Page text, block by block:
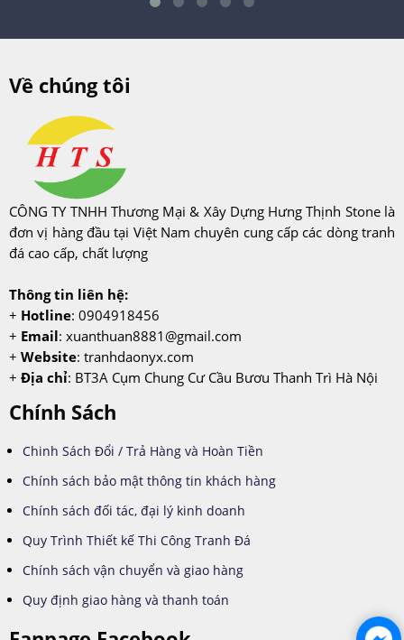
Về chúng tôi
CÔNG TY TNHH Thương Mại & Xây Dựng Hưng Thịnh Stone là
đơn vị hàng đầu tại Việt Nam chuyên cung cấp các dòng tranh
đá cao cấp, chất lượng
Thông tin liên hệ:
+ Hotline: 0904918456
+ Email: xuanthuan8881@gmail.com
+ Website: tranhdaonyx.com
+ Địa chỉ: BT3A Cụm Chung Cư Cầu Bươu Thanh Trì Hà Nội
Chính Sách
Chinh Sách Đổi / Trả Hàng và Hoàn Tiền
Chính sách bảo mật thông tin khách hàng
Chính sách đối tác, đại lý kinh doanh
Quy Trình Thiết kế Thi Công Tranh Đá
Chính sách vận chuyển và giao hàng
Quy định giao hàng và thanh toán